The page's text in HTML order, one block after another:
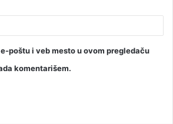
poštu i veb mesto u ovom pregledaču
komentarišem.